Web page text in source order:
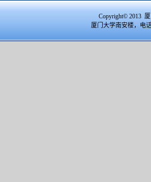
Copyright© 2013
厦门大学南安楼，电